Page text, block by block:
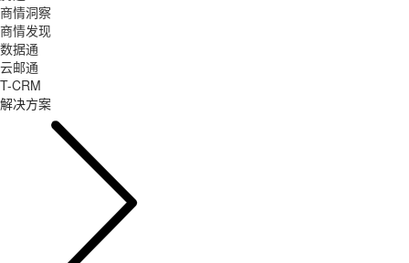
商情洞察
商情发现
数据通
云邮通
T-CRM
解决方案